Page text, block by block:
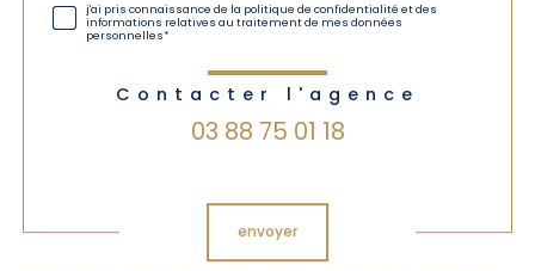
j'ai pris connaissance de la politique de confidentialité et des
informations relatives au traitement de mes données
personnelles*
Contacter l'agence
03 88 75 01 18
envoyer